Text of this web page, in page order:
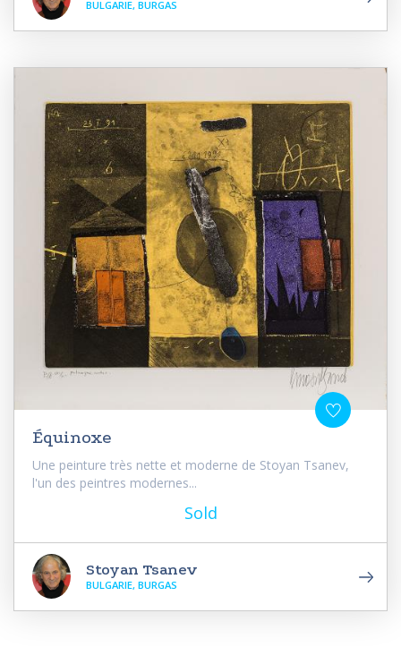
BULGARIE, BURGAS
Équinoxe
Une peinture très nette et moderne de Stoyan Tsanev,
l'un des peintres modernes...
Sold
Stoyan Tsanev
BULGARIE, BURGAS